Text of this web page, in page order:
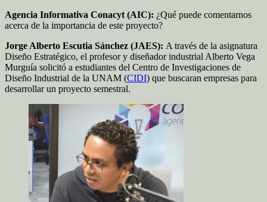
Agencia Informativa Conacyt (AIC): ¿Qué puede comentarnos
acerca de la importancia de este proyecto?
Jorge Alberto Escutia Sánchez (JAES): A través de la asignatura
Diseño Estratégico, el profesor y diseñador industrial Alberto Vega
Murguía solicitó a estudiantes del Centro de Investigaciones de
Diseño Industrial de la UNAM (CIDI) que buscaran empresas para
desarrollar un proyecto semestral.